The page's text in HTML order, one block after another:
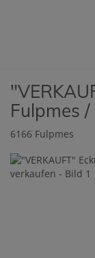
Fulpmes
6166 Fulpmes